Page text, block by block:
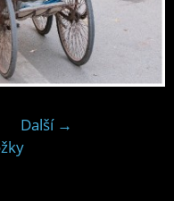
Další →